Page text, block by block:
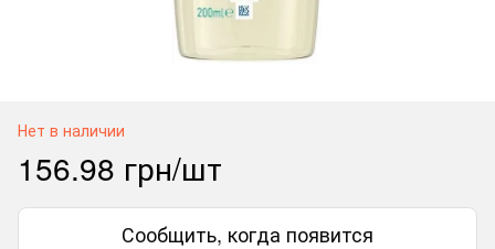
Нет в наличии
156.98 грн/шт
Сообщить, когда появится